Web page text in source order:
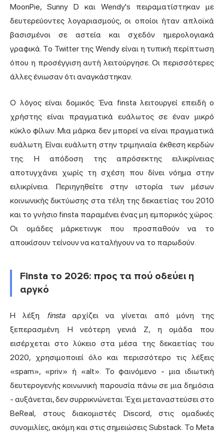
MoonPie, Sunny D και Wendy's πειραματίστηκαν με
δευτερεύοντες λογαριασμούς, οι οποίοι ήταν απλοϊκά
βασισμένοι σε αστεία και σχεδόν ημερολογιακά
γραφικά. Το Twitter της Wendy είναι η τυπική περίπτωση
όπου η προσέγγιση αυτή λειτούργησε. Οι περισσότερες
άλλες ένιωσαν ότι αναγκάστηκαν.
Ο λόγος είναι δομικός. Ένα finsta λειτουργεί επειδή ο
χρήστης είναι πραγματικά ευάλωτος σε έναν μικρό
κύκλο φίλων. Μια μάρκα δεν μπορεί να είναι πραγματικά
ευάλωτη. Είναι ευάλωτη στην τριμηνιαία έκθεση κερδών
της. Η απόδοση της απρόσεκτης ειλικρίνειας
αποτυγχάνει χωρίς τη σχέση που δίνει νόημα στην
ειλικρίνεια. Περιηγηθείτε στην ιστορία των μέσων
κοινωνικής δικτύωσης στα τέλη της δεκαετίας του 2010
και το γνήσιο finsta παραμένει ένας μη εμπορικός χώρος.
Οι ομάδες μάρκετινγκ που προσπαθούν να το
αποικίσουν τείνουν να καταλήγουν να το παρωδούν.
Finsta το 2026: προς τα πού οδεύει η
αργκό
Η λέξη finstaαρχίζει να γίνεται από μόνη της
ξεπερασμένη. Η νεότερη γενιά Z, η ομάδα που
εισέρχεται στο λύκειο στα μέσα της δεκαετίας του
2020, χρησιμοποιεί όλο και περισσότερο τις λέξεις
«spam», «priv» ή «alt». Το φαινόμενο - μια ιδιωτική
δευτερογενής κοινωνική παρουσία πάνω σε μια δημόσια
- αυξάνεται, δεν συρρικνώνεται. Έχει μεταναστεύσει στο
BeReal, στους διακομιστές Discord, στις ομαδικές
συνομιλίες, ακόμη και στις σημειώσεις Substack. Το Meta